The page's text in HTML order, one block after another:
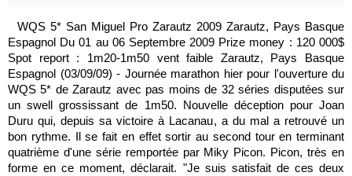
WQS 5* San Miguel Pro Zarautz 2009 Zarautz, Pays Basque
Espagnol Du 01 au 06 Septembre 2009 Prize money : 120 000$
Spot report : 1m20-1m50 vent faible Zarautz, Pays Basque
Espagnol (03/09/09) - Journée marathon hier pour l'ouverture du
WQS 5* de Zarautz avec pas moins de 32 séries disputées sur
un swell grossissant de 1m50. Nouvelle déception pour Joan
Duru qui, depuis sa victoire à Lacanau, a du mal a retrouvé un
bon rythme. Il se fait en effet sortir au second tour en terminant
quatrième d'une série remportée par Miky Picon. Picon, très en
forme en ce moment, déclarait. "Je suis satisfait de ces deux